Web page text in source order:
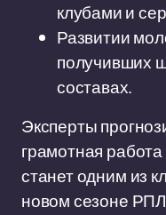
клубами и
Развитии
получивших
составах.
Эксперты
грамотная
станет одним из
новом сезоне